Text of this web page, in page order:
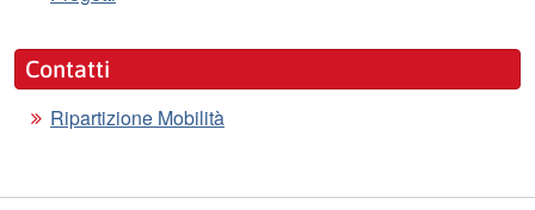
Contatti
Ripartizione Mobilità